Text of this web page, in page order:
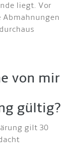
liegt. Vor
von mir
gültig?
gilt 30